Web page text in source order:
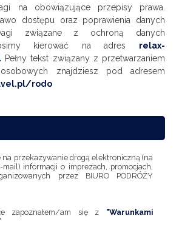
na obowiązujące przepisy prawa.
dostępu oraz poprawienia danych
związane z ochroną danych
kierować na adres relax-
Pełny tekst związany z przetwarzaniem
znajdziesz pod adresem
rodo
na przekazywanie drogą elektroniczną (na
informacji o imprezach, promocjach,
przez BIURO PODRÓŻY
zapoznałem/am się z "Warunkami